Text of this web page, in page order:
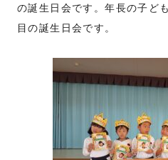
の誕生日会です。年長の子ど
目の誕生日会です。